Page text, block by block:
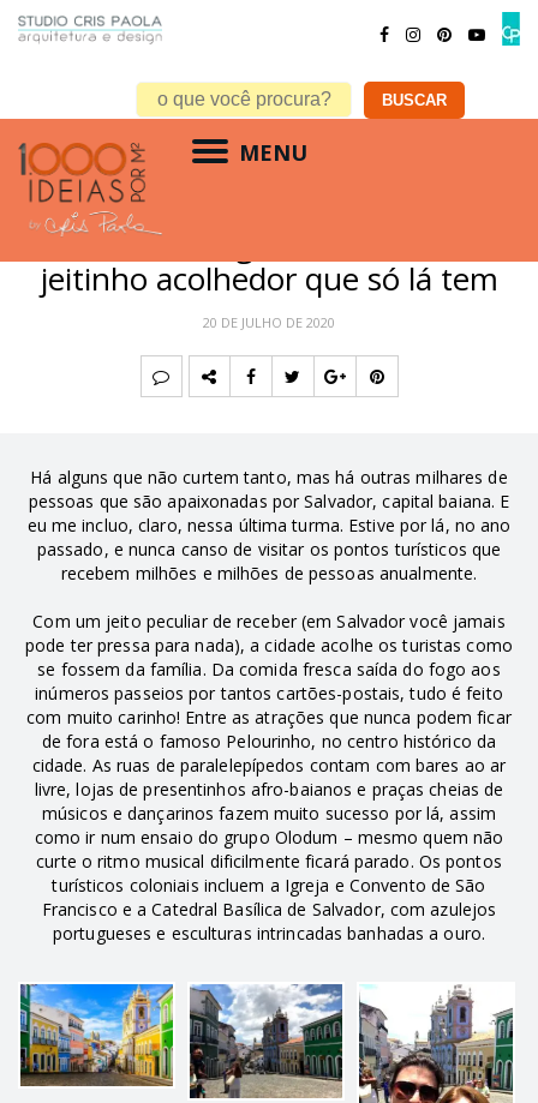
MENU
Salvador: A gastronomia e o
jeitinho acolhedor que só lá tem
20 DE JULHO DE 2020
Há alguns que não curtem tanto, mas há outras milhares de
pessoas que são apaixonadas por Salvador, capital baiana. E
eu me incluo, claro, nessa última turma. Estive por lá, no ano
passado, e nunca canso de visitar os pontos turísticos que
recebem milhões e milhões de pessoas anualmente.
Com um jeito peculiar de receber (em Salvador você jamais
pode ter pressa para nada), a cidade acolhe os turistas como
se fossem da família. Da comida fresca saída do fogo aos
inúmeros passeios por tantos cartões-postais, tudo é feito
com muito carinho! Entre as atrações que nunca podem ficar
de fora está o famoso Pelourinho, no centro histórico da
cidade. As ruas de paralelepípedos contam com bares ao ar
livre, lojas de presentinhos afro-baianos e praças cheias de
músicos e dançarinos fazem muito sucesso por lá, assim
como ir num ensaio do grupo Olodum – mesmo quem não
curte o ritmo musical dificilmente ficará parado. Os pontos
turísticos coloniais incluem a Igreja e Convento de São
Francisco e a Catedral Basílica de Salvador, com azulejos
portugueses e esculturas intrincadas banhadas a ouro.